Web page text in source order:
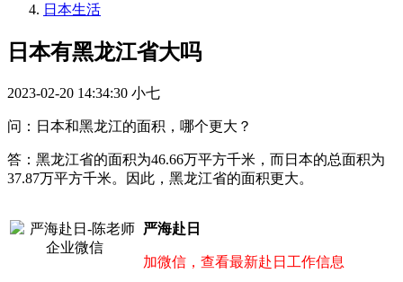
日本生活
日本有黑龙江省大吗
2023-02-20 14:34:30 小七
问：日本和黑龙江的面积，哪个更大？
答：黑龙江省的面积为46.66万平方千米，而日本的总面积为
37.87万平方千米。因此，黑龙江省的面积更大。
严海赴日
加微信，查看最新赴日工作信息